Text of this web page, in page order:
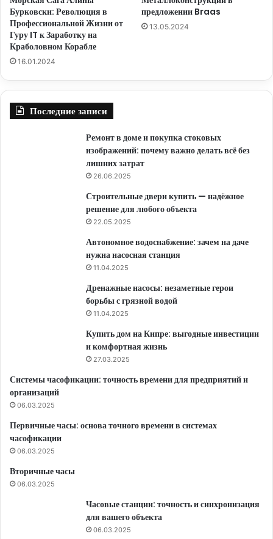
Бурковски: Революция в
Профессиональной Жизни от
Гуру IT к Заработку на
Краболовном Корабле
16.01.2024
предложении Braas
13.05.2024
Последние записи
Ремонт в доме и покупка стоковых
изображений: почему важно делать всё без
лишних затрат
26.06.2025
Строительные двери купить — надёжное
решение для любого объекта
22.05.2025
Автономное водоснабжение: зачем на даче
нужна насосная станция
11.04.2025
Дренажные насосы: незаметные герои
борьбы с грязной водой
11.04.2025
Купить дом на Кипре: выгодные инвестиции
и комфортная жизнь
27.03.2025
Системы часофикации: точность времени для предприятий и
организаций
06.03.2025
Первичные часы: основа точного времени в системах
часофикации
06.03.2025
Вторичные часы
06.03.2025
Часовые станции: точность и синхронизация
для вашего объекта
06.03.2025